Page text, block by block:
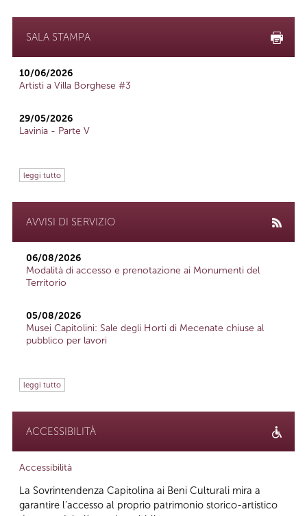
SALA STAMPA
10/06/2026
Artisti a Villa Borghese #3
29/05/2026
Lavinia - Parte V
leggi tutto
AVVISI DI SERVIZIO
06/08/2026
Modalità di accesso e prenotazione ai Monumenti del
Territorio
05/08/2026
Musei Capitolini: Sale degli Horti di Mecenate chiuse al
pubblico per lavori
leggi tutto
ACCESSIBILITÀ
Accessibilità
La Sovrintendenza Capitolina ai Beni Culturali mira a
garantire l’accesso al proprio patrimonio storico-artistico